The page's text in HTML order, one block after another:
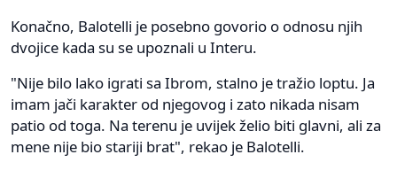
Konačno, Balotelli je posebno govorio o odnosu njih
dvojice kada su se upoznali u Interu.
"Nije bilo lako igrati sa Ibrom, stalno je tražio loptu. Ja
imam jači karakter od njegovog i zato nikada nisam
patio od toga. Na terenu je uvijek želio biti glavni, ali za
mene nije bio stariji brat", rekao je Balotelli.